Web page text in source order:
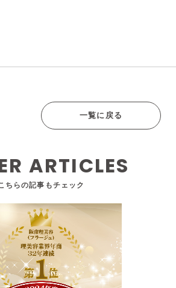
一覧に戻る
ARTICLES
ちらの記事もチェック